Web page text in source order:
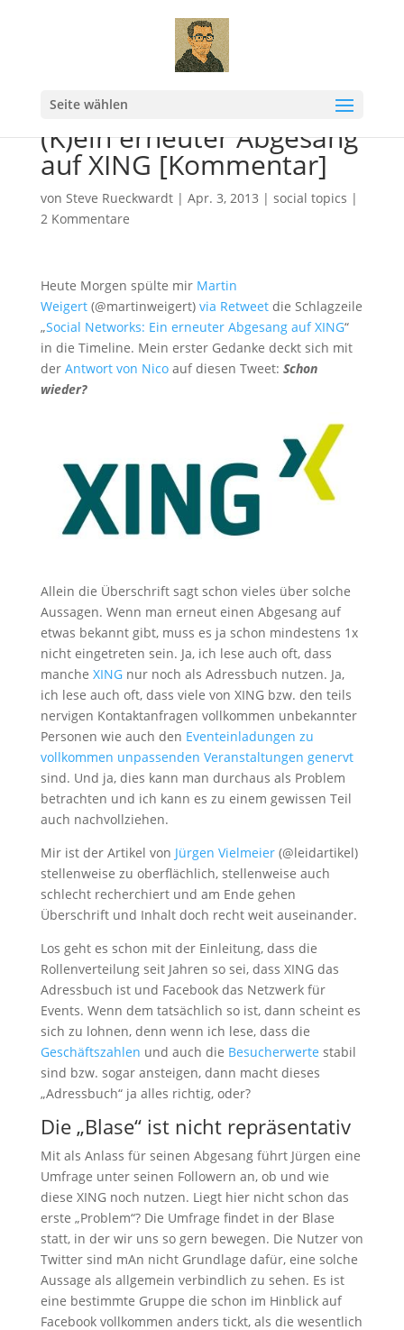
Seite wählen
(K)ein erneuter Abgesang
auf XING [Kommentar]
von Steve Rueckwardt| Apr. 3, 2013 | social topics |
2 Kommentare
Heute Morgen spülte mir Martin
Weigert(@martinweigert) via Retweetdie Schlagzeile
„Social Networks: Ein erneuter Abgesang auf XING“
in die Timeline. Mein erster Gedanke deckt sich mit
der Antwort von Nicoauf diesen Tweet: Schon
wieder?
Allein die Überschrift sagt schon vieles über solche
Aussagen. Wenn man erneut einen Abgesang auf
etwas bekannt gibt, muss es ja schon mindestens 1x
nicht eingetreten sein. Ja, ich lese auch oft, dass
manche XINGnur noch als Adressbuch nutzen. Ja,
ich lese auch oft, dass viele von XING bzw. den teils
nervigen Kontaktanfragen vollkommen unbekannter
Personen wie auch den Eventeinladungen zu
vollkommen unpassenden Veranstaltungen genervt
sind. Und ja, dies kann man durchaus als Problem
betrachten und ich kann es zu einem gewissen Teil
auch nachvollziehen.
Mir ist der Artikel von Jürgen Vielmeier(@leidartikel)
stellenweise zu oberflächlich, stellenweise auch
schlecht recherchiert und am Ende gehen
Überschrift und Inhalt doch recht weit auseinander.
Los geht es schon mit der Einleitung, dass die
Rollenverteilung seit Jahren so sei, dass XING das
Adressbuch ist und Facebook das Netzwerk für
Events. Wenn dem tatsächlich so ist, dann scheint es
sich zu lohnen, denn wenn ich lese, dass die
Geschäftszahlen und auch die Besucherwerte stabil
sind bzw. sogar ansteigen, dann macht dieses
„Adressbuch“ ja alles richtig, oder?
Die „Blase“ ist nicht repräsentativ
Mit als Anlass für seinen Abgesang führt Jürgen eine
Umfrage unter seinen Followern an, ob und wie
diese XING noch nutzen. Liegt hier nicht schon das
erste „Problem“? Die Umfrage findet in der Blase
statt, in der wir uns so gern bewegen. Die Nutzer von
Twitter sind mAn nicht Grundlage dafür, eine solche
Aussage als allgemein verbindlich zu sehen. Es ist
eine bestimmte Gruppe die schon im Hinblick auf
Facebook vollkommen anders tickt, als die wesentlich